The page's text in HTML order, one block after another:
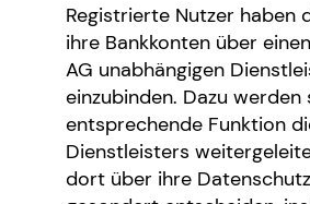
Registrierte Nutzer haben
ihre Bankkonten über
AG unabhängigen
einzubinden. Dazu werden
entsprechende Funktion
Dienstleisters
dort über ihre